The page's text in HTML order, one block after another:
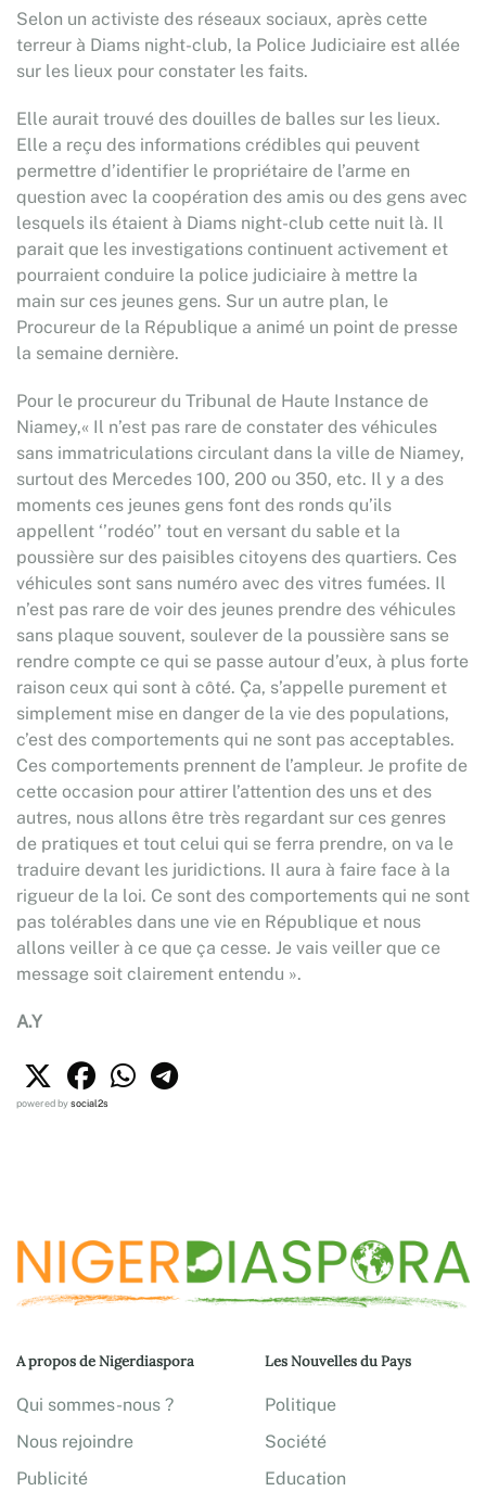
Selon un activiste des réseaux sociaux, après cette
terreur à Diams night-club, la Police Judiciaire est allée
sur les lieux pour constater les faits.
Elle aurait trouvé des douilles de balles sur les lieux.
Elle a reçu des informations crédibles qui peuvent
permettre d’identifier le propriétaire de l’arme en
question avec la coopération des amis ou des gens avec
lesquels ils étaient à Diams night-club cette nuit là. Il
parait que les investigations continuent activement et
pourraient conduire la police judiciaire à mettre la
main sur ces jeunes gens. Sur un autre plan, le
Procureur de la République a animé un point de presse
la semaine dernière.
Pour le procureur du Tribunal de Haute Instance de
Niamey,« Il n’est pas rare de constater des véhicules
sans immatriculations circulant dans la ville de Niamey,
surtout des Mercedes 100, 200 ou 350, etc. Il y a des
moments ces jeunes gens font des ronds qu’ils
appellent ‘’rodéo’’ tout en versant du sable et la
poussière sur des paisibles citoyens des quartiers. Ces
véhicules sont sans numéro avec des vitres fumées. Il
n’est pas rare de voir des jeunes prendre des véhicules
sans plaque souvent, soulever de la poussière sans se
rendre compte ce qui se passe autour d’eux, à plus forte
raison ceux qui sont à côté. Ça, s’appelle purement et
simplement mise en danger de la vie des populations,
c’est des comportements qui ne sont pas acceptables.
Ces comportements prennent de l’ampleur. Je profite de
cette occasion pour attirer l’attention des uns et des
autres, nous allons être très regardant sur ces genres
de pratiques et tout celui qui se ferra prendre, on va le
traduire devant les juridictions. Il aura à faire face à la
rigueur de la loi. Ce sont des comportements qui ne sont
pas tolérables dans une vie en République et nous
allons veiller à ce que ça cesse. Je vais veiller que ce
message soit clairement entendu ».
A.Y
powered bysocial2s
A propos de Nigerdiaspora
Qui sommes-nous ?
Nous rejoindre
Publicité
Les Nouvelles du Pays
Politique
Société
Education